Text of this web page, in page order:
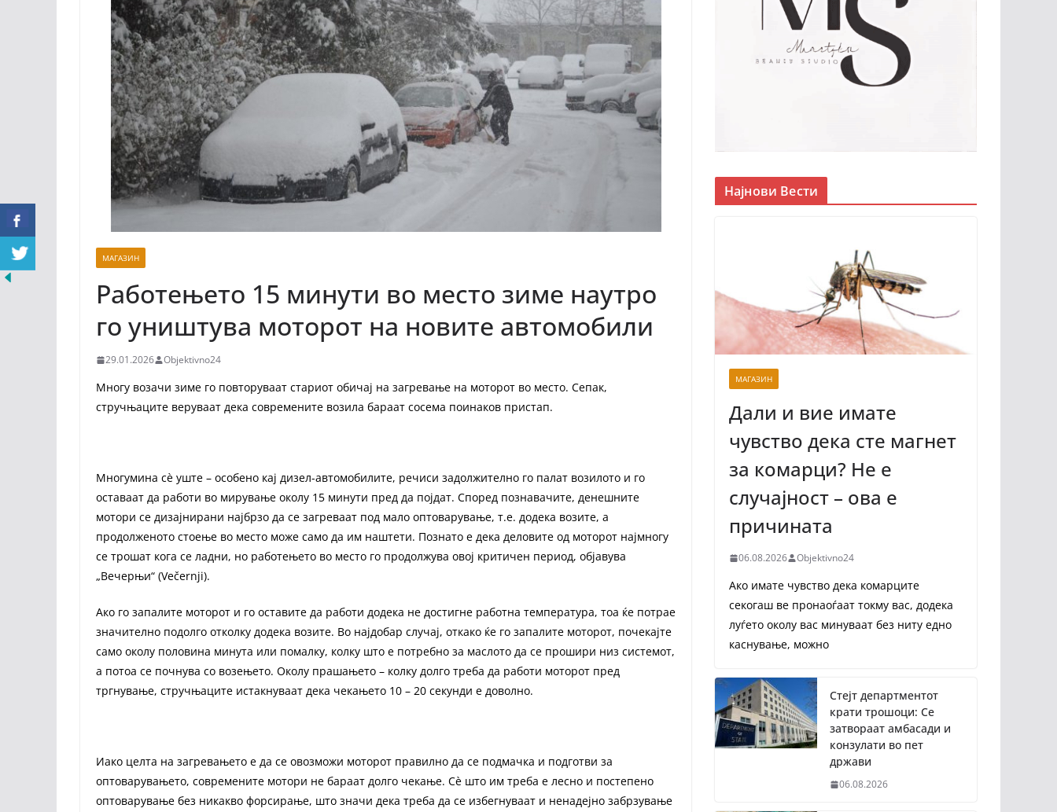
МАГАЗИН
Работењето 15 минути во место зиме наутро
го уништува моторот на новите автомобили
29.01.2026 Objektivno24
Mногу возачи зиме го повторуваат стариот обичај на загревање на моторот во место. Сепак,
стручњаците веруваат дека современите возила бараат сосема поинаков пристап.
Многумина сѐ уште – особено кај дизел-автомобилите, речиси задолжително го палат возилото и го
оставаат да работи во мирување околу 15 минути пред да појдат. Според познавачите, денешните
мотори се дизајнирани најбрзо да се загреваат под мало оптоварување, т.е. додека возите, а
продолженото стоење во место може само да им наштети. Познато е дека деловите од моторот најмногу
се трошат кога се ладни, но работењето во место го продолжува овој критичен период, објавува
„Вечерњи“ (Večernji).
Ако го запалите моторот и го оставите да работи додека не достигне работна температура, тоа ќе потрае
значително подолго отколку додека возите. Во најдобар случај, откако ќе го запалите моторот, почекајте
само околу половина минута или помалку, колку што е потребно за маслото да се прошири низ системот,
а потоа се почнува со возењето. Околу прашањето – колку долго треба да работи моторот пред
тргнување, стручњаците истакнуваат дека чекањето 10 – 20 секунди е доволно.
Иако целта на загревањето е да се овозможи моторот правилно да се подмачка и подготви за
оптоварувањето, современите мотори не бараат долго чекање. Сè што им треба е лесно и постепено
оптоварување без никакво форсирање, што значи дека треба да се избегнуваат и ненадејно забрзување
Најнови Вести
МАГАЗИН
Дали и вие имате
чувство дека сте магнет
за комарци? Не е
случајност – ова е
причината
06.08.2026 Objektivno24
Ако имате чувство дека комарците
секогаш ве пронаоѓаат токму вас, додека
луѓето околу вас минуваат без ниту едно
каснување, можно
Стејт департментот
крати трошоци: Се
затвораат амбасади и
конзулати во пет
држави
06.08.2026